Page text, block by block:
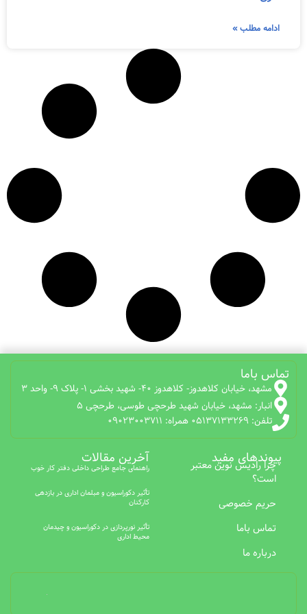
ادامه مطلب »
تماس باما
مشهد، خیابان کلاهدوز- کلاهدوز 40- شهید بخشی 1- پلاک 9- واحد 3
انبار: مشهد، خیابان شهید طرحچی طوسی، طرحچی 5
تلفن: 05137133269 همراه: 09023003711
پیوندهای مفید
چرا رادیس نوین معتبر
است؟
حریم خصوصی
تماس باما
درباره ما
آخرین مقالات
راهنمای جامع طراحی داخلی دفتر کار خوب
تأثیر دکوراسیون و مبلمان اداری در بازدهی
کارکنان
تأثیر نورپردازی در دکوراسیون و چیدمان
محیط اداری